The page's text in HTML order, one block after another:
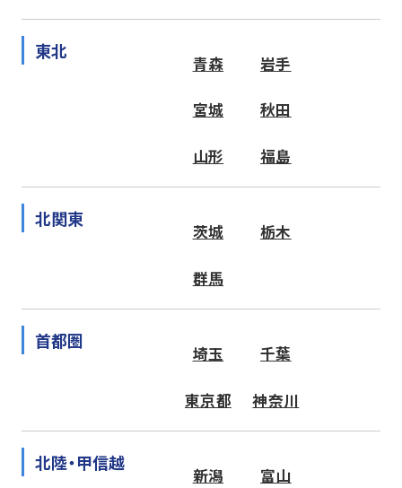
東北
青森 岩手
宮城 秋田
山形 福島
北関東
茨城 栃木
群馬
首都圏
埼玉 千葉
東京都 神奈川
北陸・甲信越
新潟 富山